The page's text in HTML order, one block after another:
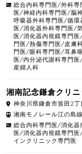
総合内科専門医/外科
医/神経内科専門医/脳
呼吸器外科専門医/循
医/消化器外科専門医/
医/消化器内視鏡専門
門医/熱傷専門医/皮膚
門医/眼科専門医/耳鼻
医/内分泌代謝科専門
産婦人科
湘南記念鎌倉クリニ
神奈川県鎌倉市笛田2丁
湘南モノレール江の島
総合内科専門医/消化
医/消化器内視鏡専門
インクリニック専門医